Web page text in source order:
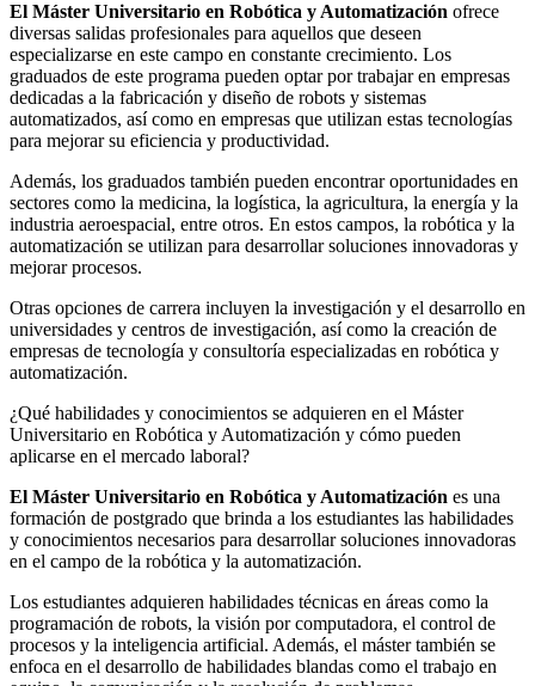
El Máster Universitario en Robótica y Automatización ofrece
diversas salidas profesionales para aquellos que deseen
especializarse en este campo en constante crecimiento. Los
graduados de este programa pueden optar por trabajar en empresas
dedicadas a la fabricación y diseño de robots y sistemas
automatizados, así como en empresas que utilizan estas tecnologías
para mejorar su eficiencia y productividad.
Además, los graduados también pueden encontrar oportunidades en
sectores como la medicina, la logística, la agricultura, la energía y la
industria aeroespacial, entre otros. En estos campos, la robótica y la
automatización se utilizan para desarrollar soluciones innovadoras y
mejorar procesos.
Otras opciones de carrera incluyen la investigación y el desarrollo en
universidades y centros de investigación, así como la creación de
empresas de tecnología y consultoría especializadas en robótica y
automatización.
¿Qué habilidades y conocimientos se adquieren en el Máster
Universitario en Robótica y Automatización y cómo pueden
aplicarse en el mercado laboral?
El Máster Universitario en Robótica y Automatización es una
formación de postgrado que brinda a los estudiantes las habilidades
y conocimientos necesarios para desarrollar soluciones innovadoras
en el campo de la robótica y la automatización.
Los estudiantes adquieren habilidades técnicas en áreas como la
programación de robots, la visión por computadora, el control de
procesos y la inteligencia artificial. Además, el máster también se
enfoca en el desarrollo de habilidades blandas como el trabajo en